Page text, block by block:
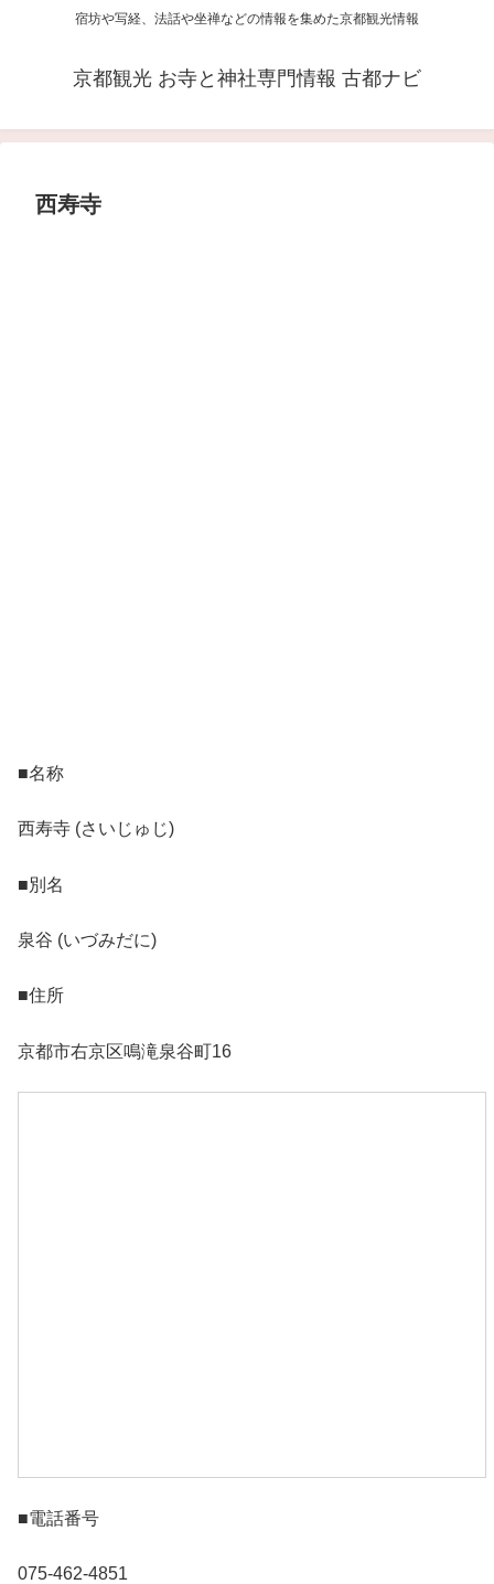
宿坊や写経、法話や坐禅などの情報を集めた京都観光情報
京都観光 お寺と神社専門情報 古都ナビ
西寿寺
■名称
西寿寺 (さいじゅじ)
■別名
泉谷 (いづみだに)
■住所
京都市右京区鳴滝泉谷町16
■電話番号
075-462-4851